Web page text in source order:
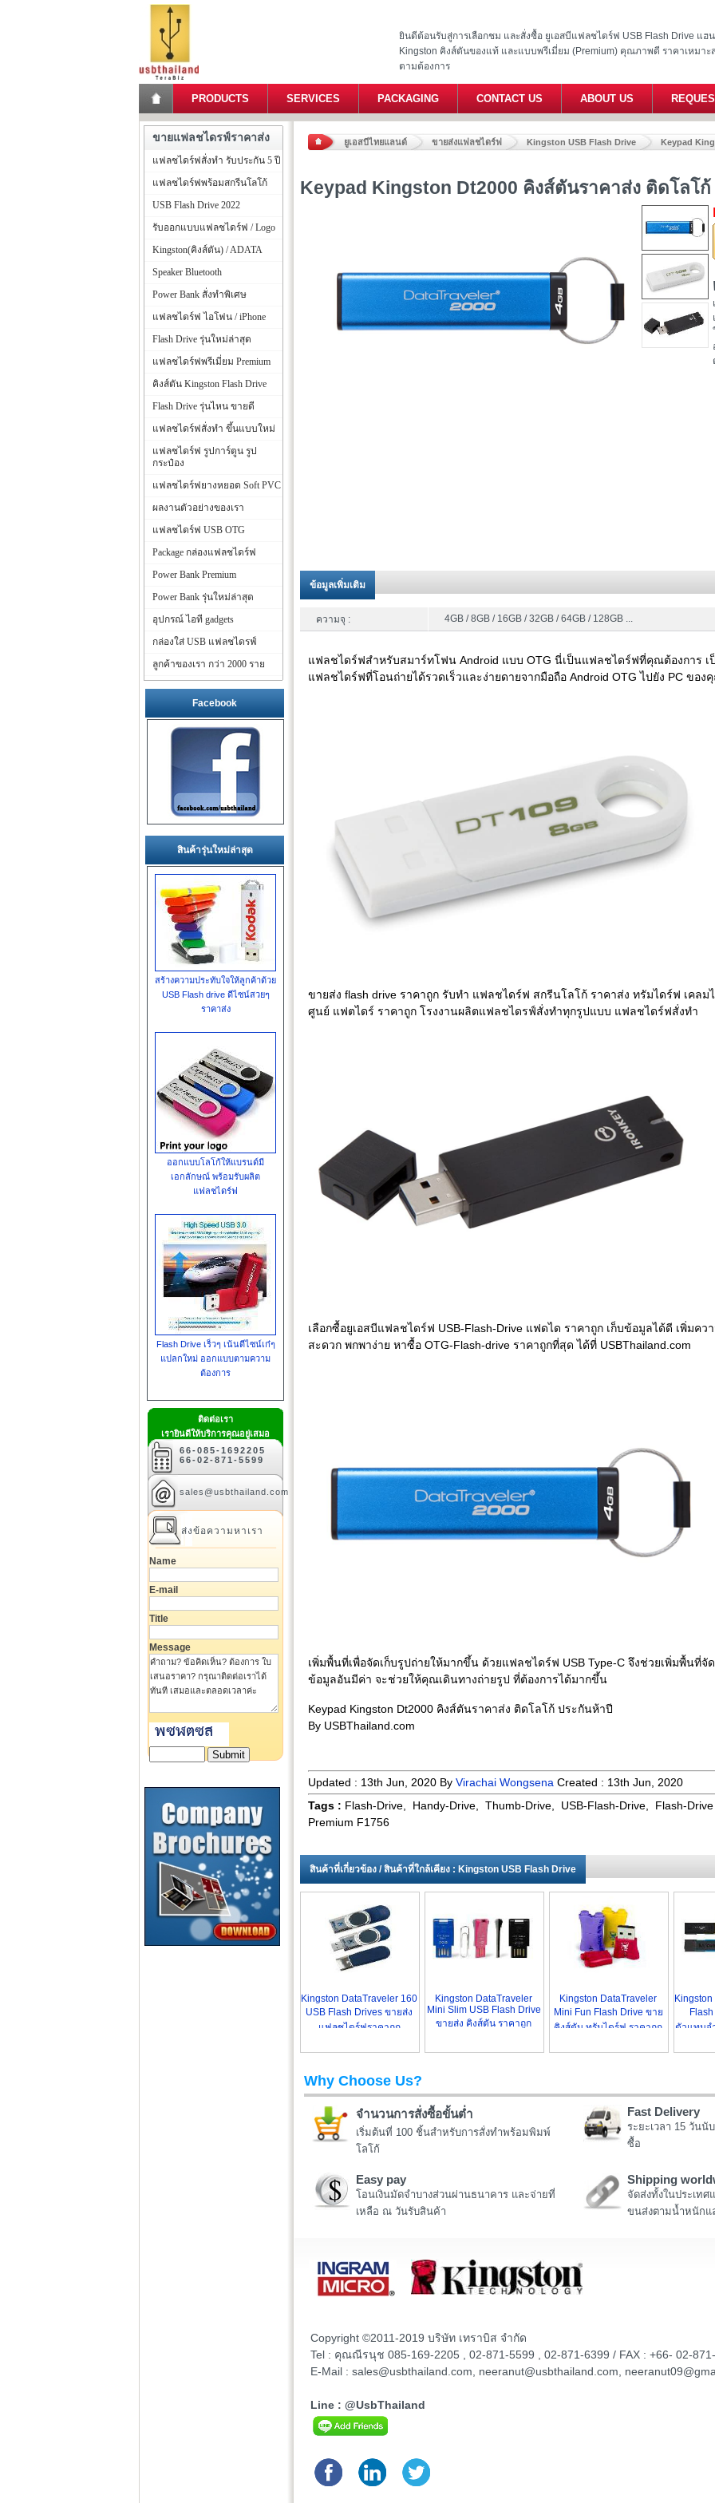
ยินดีต้อนรับสู่การเลือกชม และสั่งซื้อ ยูเอสบีแฟลชไดร์ฟ USB Flash Drive แฮ
Kingston คิงส์ตันของแท้ และแบบพรีเมี่ยม (Premium) คุณภาพดี ราคาเหมา
ตามต้องการ
PRODUCTS SERVICES PACKAGING CONTACT US ABOUT US
ยูเอสบีไทยแลนด์ ขายส่งแฟลชไดร์ฟ Kingston USB Flash Drive Keypad
Keypad Kingston Dt2000 คิงส์ตันราคาส่ง ติดโลโ
ข้อมูลเพิ่มเติม
ความจุ : 4GB / 8GB / 16GB / 32GB / 64GB / 128GB ...
แฟลชไดร์ฟสำหรับสมาร์ทโฟน Android แบบ OTG นี่เป็นแฟลชไดร์ฟที่คุณต้องการ เ
แฟลชไดร์ฟที่โอนถ่ายได้รวดเร็วและง่ายดายจากมือถือ Android OTG ไปยัง PC ของ
ขายส่ง flash drive ราคาถูก รับทำ แฟลชไดร์ฟ สกรีนโลโก้ ราคาส่ง ทรัมไดร์ฟ เคลม
ศูนย์ แฟตไดร์ ราคาถูก โรงงานผลิตแฟลชไดรฟ์สั่งทำทุกรูปแบบ แฟลชไดร์ฟสั่งทำ
เลือกซื้อยูเอสบีแฟลชไดร์ฟ USB-Flash-Drive แฟดได ราคาถูก เก็บข้อมูลได้ดี เพิ่มคว
สะดวก พกพาง่าย หาซื้อ OTG-Flash-drive ราคาถูกที่สุด ได้ที่ USBThailand.com
เพิ่มพื้นที่เพื่อจัดเก็บรูปถ่ายให้มากขึ้น ด้วยแฟลชไดร์ฟ USB Type-C จึงช่วยเพิ่มพื้นที่จั
ข้อมูลอันมีค่า จะช่วยให้คุณเดินทางถ่ายรูป ที่ต้องการได้มากขึ้น
Keypad Kingston Dt2000 คิงส์ตันราคาส่ง ติดโลโก้ ประกันห้าปี
By USBThailand.com
Updated : 13th Jun, 2020 By Virachai Wongsena Created : 13th Jun, 2020
Tags : Flash-Drive, Handy-Drive, Thumb-Drive, USB-Flash-Drive, Flash-Drive
Premium F1756
สินค้าที่เกี่ยวข้อง / สินค้าที่ใกล้เคียง : Kingston USB Flash Drive
Kingston DataTraveler 160
USB Flash Drives ขายส่ง
แฟลชไดร์ฟราคาถูก
Kingston DataTraveler
Mini Slim USB Flash Drive
ขายส่ง คิงส์ตัน ราคาถูก
Kingston DataTraveler
Mini Fun Flash Drive ขาย
คิงส์ตัน ทรัมไดร์ฟ ราคาถูก
ตัวแทนจ
Why Choose Us?
จำนวนการสั่งซื้อขั้นต่ำ
เริ่มต้นที่ 100 ชิ้นสำหรับการสั่งทำพร้อมพิมพ์
โลโก้
Fast Delivery
ระยะเวลา 15 วัน
ซื้อ
Easy pay
โอนเงินมัดจำบางส่วนผ่านธนาคาร และจ่ายที่
เหลือ ณ วันรับสินค้า
Shipping
จัดส่งทั้งในประเทศ
ขนส่งตามน้ำหนักแ
Copyright ©2011-2019 บริษัท เทราบิส จำกัด
Tel : คุณณีรนุช 085-169-2205 , 02-871-5599 , 02-871-6399 / FAX : +66- 02-
E-Mail : sales@usbthailand.com, neeranut@usbthailand.com,
Line : @UsbThailand
ขายแฟลชไดรฟ์ราคาส่ง
แฟลชไดร์ฟสั่งทำ รับประกัน 5 ปี
แฟลชไดร์ฟพร้อมสกรีนโลโก้
USB Flash Drive 2022
รับออกแบบแฟลชไดร์ฟ / Logo
Kingston(คิงส์ตัน) / ADATA
Speaker Bluetooth
Power Bank สั่งทำพิเศษ
แฟลชไดร์ฟ ไอโฟน / iPhone
Flash Drive รุ่นใหม่ล่าสุด
แฟลชไดร์ฟพรีเมี่ยม Premium
คิงส์ตัน Kingston Flash Drive
Flash Drive รุ่นไหน ขายดี
แฟลชไดร์ฟสั่งทำ ขึ้นแบบใหม่
แฟลชไดร์ฟ รูปการ์ตูน รูป
กระป๋อง
แฟลชไดร์ฟยางหยอด Soft PVC
ผลงานตัวอย่างของเรา
แฟลชไดร์ฟ USB OTG
Package กล่องแฟลชไดร์ฟ
Power Bank Premium
Power Bank รุ่นใหม่ล่าสุด
อุปกรณ์ ไอที gadgets
กล่องใส่ USB แฟลชไดรฟ์
ลูกค้าของเรา กว่า 2000 ราย
Facebook
สินค้ารุ่นใหม่ล่าสุด
สร้างความประทับใจให้ลูกค้าด้วย
USB Flash drive ดีไซน์สวยๆ
ราคาส่ง
ออกแบบโลโก้ให้แบรนด์มี
เอกลักษณ์ พร้อมรับผลิต
แฟลชไดร์ฟ
Flash Drive เร็วๆ เน้นดีไซน์เก๋ๆ
แปลกใหม่ ออกแบบตามความ
ต้องการ
ติดต่อเรา
เรายินดีให้บริการคุณอยู่เสมอ
66-085-1692205
66-02-871-5599
sales@usbthailand.com
ส่งข้อความหาเรา
Name
E-mail
Title
Message